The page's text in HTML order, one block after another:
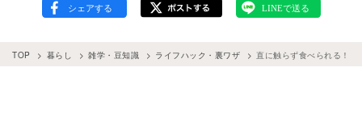
TOP 暮らし 雑学・豆知識 ライフハック・裏ワザ 直に触らず食べられる！